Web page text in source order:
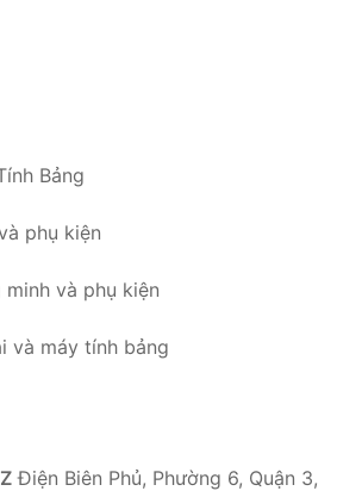
Bảng
phụ kiện
và phụ kiện
và máy tính bảng
Điện Biên Phủ, Phường 6, Quận 3,